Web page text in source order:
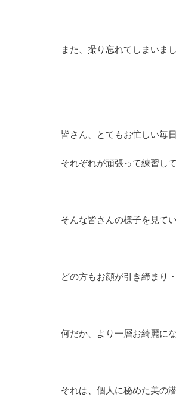
また、撮り忘れてしまいま
皆さん、とてもお忙しい毎
それぞれが頑張って練習し
そんな皆さんの様子を見て
どの方もお顔が引き締まり
何だか、より一層お綺麗に
それは、個人に秘めた美の